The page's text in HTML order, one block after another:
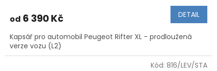
od 6 390 Kč DETAIL
Kapsář pro automobil Peugeot Rifter XL - prodloužená
verze vozu (L2)
Kód: 816/LEV/STA